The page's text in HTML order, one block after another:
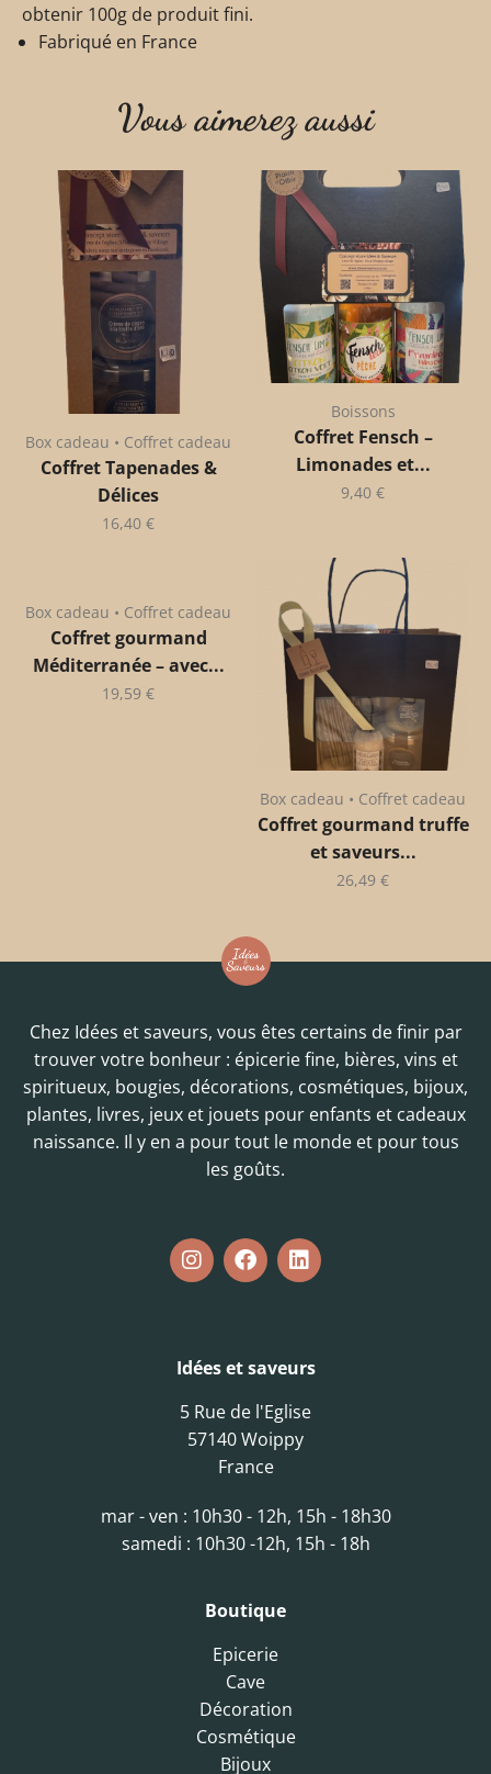
obtenir 100g de produit fini.
Fabriqué en France
Vous aimerez aussi
Box cadeau • Coffret cadeau
Coffret Tapenades &
Délices
16,40 €
Boissons
Coffret Fensch –
Limonades et...
9,40 €
Box cadeau • Coffret cadeau
Coffret gourmand
Méditerranée – avec...
19,59 €
Box cadeau • Coffret cadeau
Coffret gourmand truffe
et saveurs...
26,49 €
Chez Idées et saveurs, vous êtes certains de finir par
trouver votre bonheur : épicerie fine, bières, vins et
spiritueux, bougies, décorations, cosmétiques, bijoux,
plantes, livres, jeux et jouets pour enfants et cadeaux
naissance. Il y en a pour tout le monde et pour tous
les goûts.
Idées et saveurs
5 Rue de l'Eglise
57140 Woippy
France
mar - ven : 10h30 - 12h, 15h - 18h30
samedi : 10h30 -12h, 15h - 18h
Boutique
Epicerie
Cave
Décoration
Cosmétique
Bijoux